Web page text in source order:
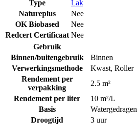
Type
Lak
Natureplus
Nee
OK Biobased
Nee
Redcert Certificaat Nee
Gebruik
Binnen/buitengebruik
Binnen
Verwerkingsmethode
Kwast, Roller
Rendement per
verpakking
2.5 m²
Rendement per liter
10 m²/L
Basis
Watergedragen
Droogtijd
3 uur